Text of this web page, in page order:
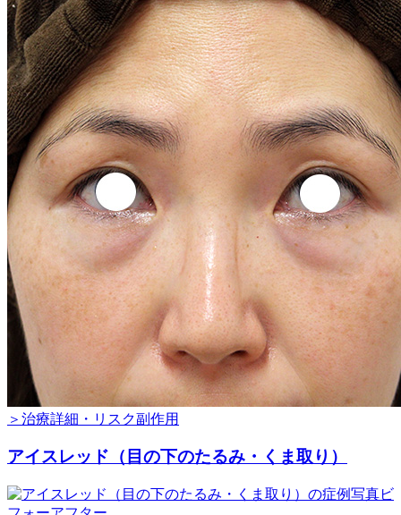
＞治療詳細・リスク副作用
アイスレッド（目の下のたるみ・くま取り）